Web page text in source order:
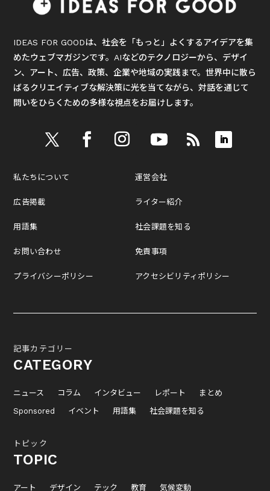
IDEAS FOR GOODは、社会を「もっと」よくするアイデアを集
めたウェブマガジンです。AIなどのテクノロジーから、デザイ
ン、アート、広告、政策、企業や地域の実践まで。世界中に散ら
ばるクリエイティブな解決策に光を当てながら、対話を通じて
問いをひらくための多様な視点をお届けします。
私たちについて
広告掲載
用語集
お問い合わせ
プライバシーポリシー
運営会社
ライター紹介
社会課題を知る
免責事項
アクセシビリティポリシー
記事カテゴリー
CATEGORY
ニュース コラム インタビュー レポート
まとめ
Sponsored
イベント 用語集 社会課題を知る
トピック
TOPIC
アート デザイン テック 教育 気候変動